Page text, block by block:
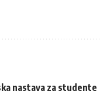
nastava za studente